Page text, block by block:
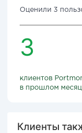
Оценили 3
3
клиентов
в прошлом
Клиенты